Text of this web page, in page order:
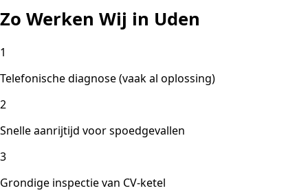
Zo Werken Wij in Uden
1
Telefonische diagnose (vaak al oplossing)
2
Snelle aanrijtijd voor spoedgevallen
3
Grondige inspectie van CV-ketel